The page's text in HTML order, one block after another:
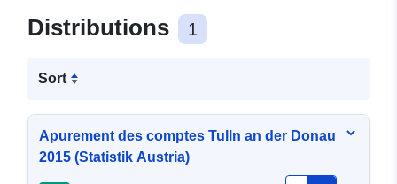
Distributions 1
Sort
Apurement des comptes Tulln an der Donau
2015 (Statistik Austria)